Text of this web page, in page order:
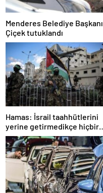
Menderes Belediye Başkanı
Çiçek tutuklandı
Hamas: İsrail taahhütlerini
yerine getirmedikçe hiçbir
adım atmayacağız